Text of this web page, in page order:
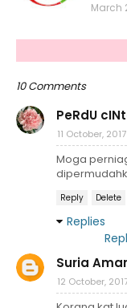
March
10 Comments
PeRdU
11 October, 2017
Moga
Reply Delete
Replies
Suria
12 October,